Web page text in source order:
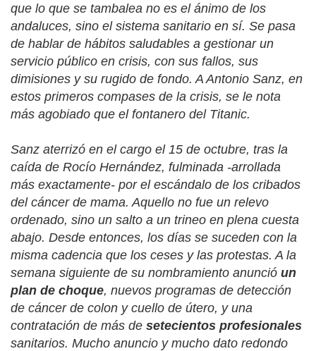
que lo que se tambalea no es el ánimo de los
andaluces, sino el sistema sanitario en sí. Se pasa
de hablar de hábitos saludables a gestionar un
servicio público en crisis, con sus fallos, sus
dimisiones y su rugido de fondo. A Antonio Sanz, en
estos primeros compases de la crisis, se le nota
más agobiado que el fontanero del Titanic.
Sanz aterrizó en el cargo el 15 de octubre, tras la
caída de Rocío Hernández, fulminada -arrollada
más exactamente- por el escándalo de los cribados
del cáncer de mama. Aquello no fue un relevo
ordenado, sino un salto a un trineo en plena cuesta
abajo. Desde entonces, los días se suceden con la
misma cadencia que los ceses y las protestas. A la
semana siguiente de su nombramiento anunció un
plan de choque, nuevos programas de detección
de cáncer de colon y cuello de útero, y una
contratación de más de setecientos profesionales
sanitarios. Mucho anuncio y mucho dato redondo